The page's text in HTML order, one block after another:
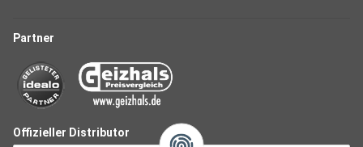
Partner
Offizieller Distributor